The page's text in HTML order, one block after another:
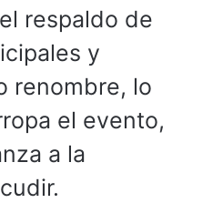
respaldo de
y
renombre, lo
el evento,
a la